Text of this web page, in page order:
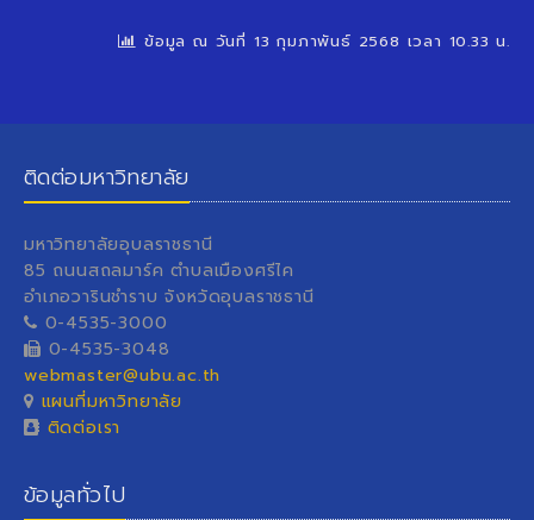
ข้อมูล ณ วันที่ 13 กุมภาพันธ์ 2568 เวลา 10.33 น.
ติดต่อมหาวิทยาลัย
มหาวิทยาลัยอุบลราชธานี
85 ถนนสถลมาร์ค ตำบลเมืองศรีไค
อำเภอวารินชำราบ จังหวัดอุบลราชธานี
0-4535-3000
0-4535-3048
webmaster@ubu.ac.th
แผนที่มหาวิทยาลัย
ติดต่อเรา
ข้อมูลทั่วไป